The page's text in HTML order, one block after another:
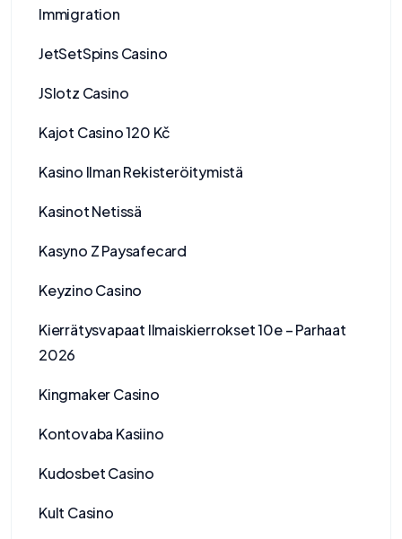
Immigration
JetSetSpins Casino
JSlotz Casino
Kajot Casino 120 Kč
Kasino Ilman Rekisteröitymistä
Kasinot Netissä
Kasyno Z Paysafecard
Keyzino Casino
Kierrätysvapaat Ilmaiskierrokset 10e – Parhaat
2026
Kingmaker Casino
Kontovaba Kasiino
Kudosbet Casino
Kult Casino